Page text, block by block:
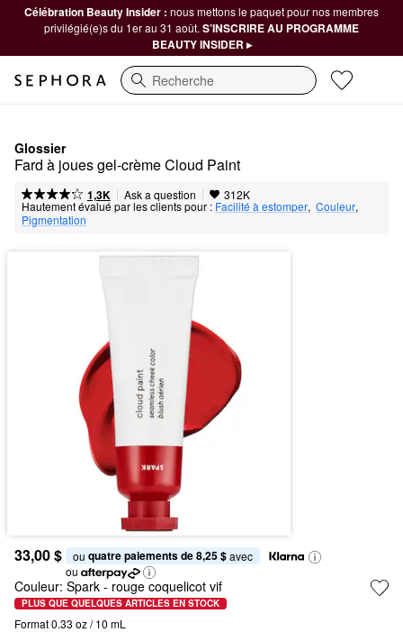
Célébration Beauty Insider : nous mettons le paquet pour nos membres
privilégié(e)s du 1er au 31 août. S’INSCRIRE AU PROGRAMME
BEAUTY INSIDER ▸
Recherche
Glossier
Fard à joues gel-crème Cloud Paint
1,3K | Ask a question | 312K
Hautement évalué par les clients pour : Facilité à estomper, Couleur,
Pigmentation
33,00 $ ou quatre paiements de 8,25 $ avec
ou
Couleur: Spark - rouge coquelicot vif
PLUS QUE QUELQUES ARTICLES EN STOCK
Format 0.33 oz / 10 mL